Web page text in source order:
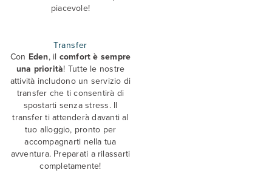
piacevole!
Transfer
Con Eden, il comfort è sempre
una priorità! Tutte le nostre
attività includono un servizio di
transfer che ti consentirà di
spostarti senza stress. Il
transfer ti attenderà davanti al
tuo alloggio, pronto per
accompagnarti nella tua
avventura. Preparati a rilassarti
completamente!